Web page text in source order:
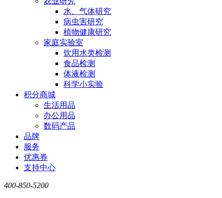
水、气体研究
病虫害研究
植物健康研究
家庭实验室
饮用水类检测
食品检测
体液检测
科学小实验
积分商城
生活用品
办公用品
数码产品
品牌
服务
优惠券
支持中心
400-850-5200